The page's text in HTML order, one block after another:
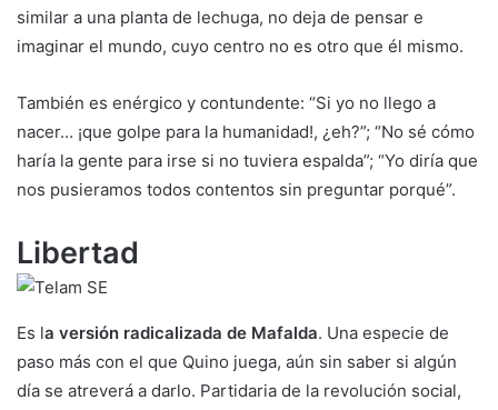
similar a una planta de lechuga, no deja de pensar e
imaginar el mundo, cuyo centro no es otro que él mismo.
También es enérgico y contundente: “Si yo no llego a
nacer… ¡que golpe para la humanidad!, ¿eh?”; “No sé cómo
haría la gente para irse si no tuviera espalda”; “Yo diría que
nos pusieramos todos contentos sin preguntar porqué”.
Libertad
Es la versión radicalizada de Mafalda. Una especie de
paso más con el que Quino juega, aún sin saber si algún
día se atreverá a darlo. Partidaria de la revolución social,